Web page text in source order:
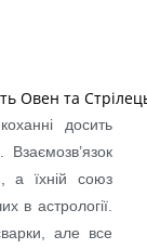
досить
а їхній союз
в астрології.
але все